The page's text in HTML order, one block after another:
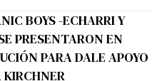
BOYS -ECHARRI Y
PRESENTARON EN
PARA DALE APOYO